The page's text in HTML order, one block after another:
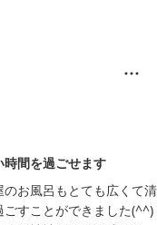
間を過ごせます
お風呂もとても広くて清
すことができました(^^)